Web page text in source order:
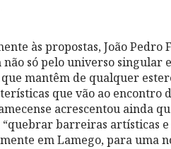
às propostas, João Pedro
não só pelo universo singular
mantêm de qualquer
que vão ao encontro
acrescentou ainda
barreiras artísticas
em Lamego, para uma